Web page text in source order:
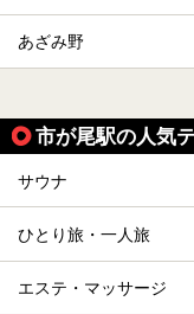
あざみ野
市が尾駅の人気
サウナ
ひとり旅・一人旅
エステ・マッサージ